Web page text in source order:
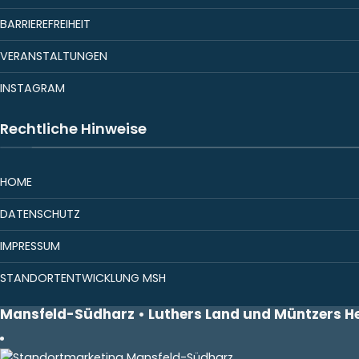
BARRIEREFREIHEIT
VERANSTALTUNGEN
INSTAGRAM
Rechtliche Hinweise
HOME
DATENSCHUTZ
IMPRESSUM
STANDORTENTWICKLUNG MSH
Mansfeld-Südharz • Luthers Land und Müntzers